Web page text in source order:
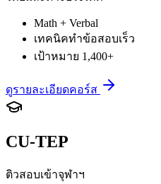
Math + Verbal
เทคนิคทำข้อสอบเร็ว
เป้าหมาย 1,400+
ดูรายละเอียดคอร์ส
CU-TEP
ติวสอบเข้าจุฬาฯ